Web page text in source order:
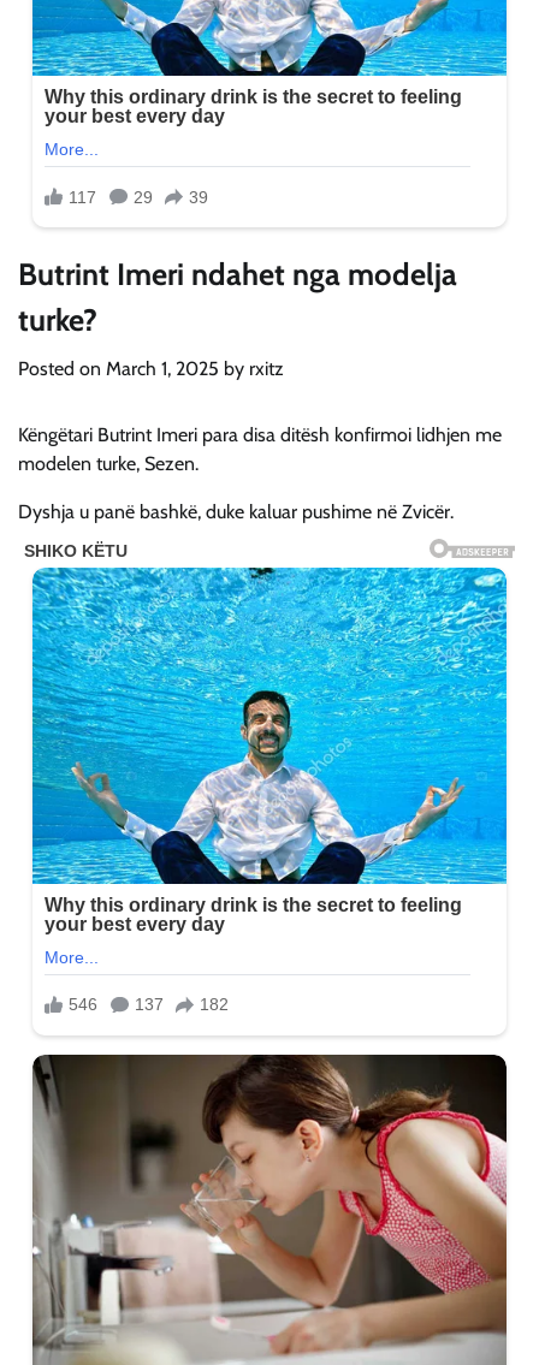
Butrint Imeri ndahet nga modelja
turke?
Posted on March 1, 2025 by rxitz
Këngëtari Butrint Imeri para disa ditësh konfirmoi lidhjen me
modelen turke, Sezen.
Dyshja u panë bashkë, duke kaluar pushime në Zvicër.